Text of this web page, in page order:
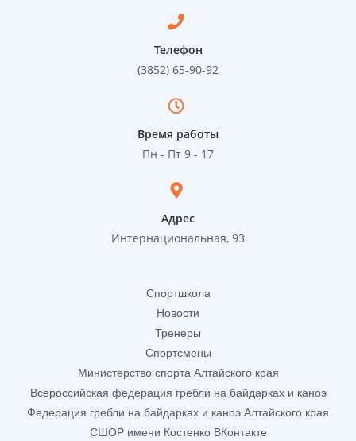
Телефон
(3852) 65-90-92
Время работы
Пн - Пт 9 - 17
Адрес
Интернациональная, 93
Спортшкола
Новости
Тренеры
Спортсмены
Министерство спорта Алтайского края
Всероссийская федерация гребли на байдарках и каноэ
Федерация гребли на байдарках и каноэ Алтайского края
СШОР имени Костенко ВКонтакте